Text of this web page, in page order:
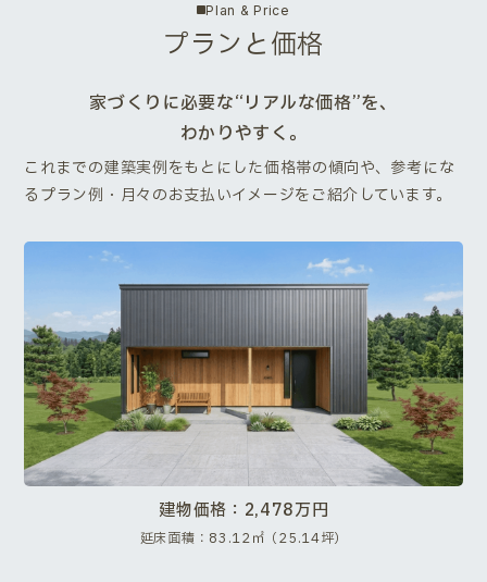
Plan & Price
プランと価格
家づくりに必要な“リアルな価格”を、
わかりやすく。
これまでの建築実例をもとにした価格帯の傾向や、参考にな
るプラン例・月々のお支払いイメージをご紹介しています。
建物価格：2,478万円
延床面積：83.12㎡（25.14坪）